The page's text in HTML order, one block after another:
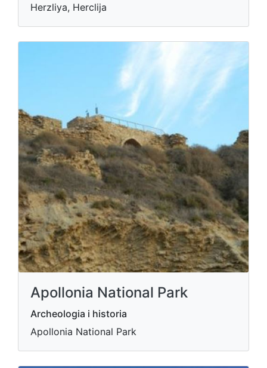
Herzliya, Herclija
Apollonia National Park
Archeologia i historia
Apollonia National Park